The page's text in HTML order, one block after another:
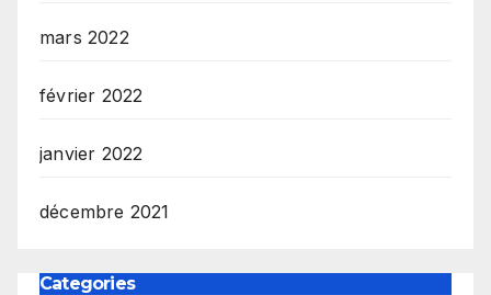
mars 2022
février 2022
janvier 2022
décembre 2021
Categories